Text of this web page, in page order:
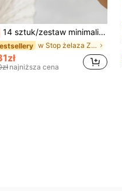
14 sztuk/zestaw minimalistyczna bransoletka
w Stop żelaza Zestawy bransoletek damskich
najniższa cena